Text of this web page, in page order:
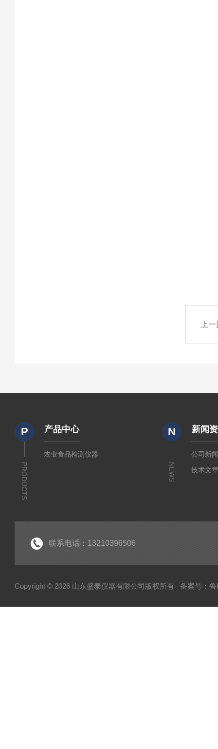
上
P
PRODUCTS
产品中心
农业食品检测仪器
N
NEWS
新闻
公司新
技术文
联系电话：13210396506
Copyright © 2026 山东盛泰仪器有限公司版权所有 备案号：